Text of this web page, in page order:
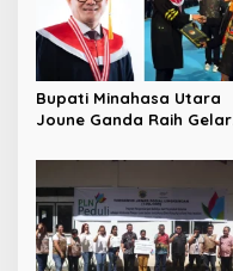
o
s
Bupati Minahasa Utara
Joune Ganda Raih Gelar
Komitmen Tingkatkan
Kualitas Kepemimpinan